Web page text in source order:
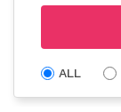
ALL